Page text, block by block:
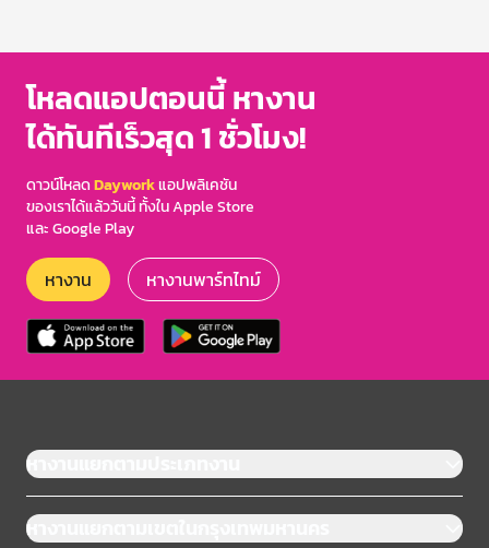
โหลดแอปตอนนี้ หางาน
ได้ทันทีเร็วสุด 1 ชั่วโมง!
ดาวน์โหลดDayworkแอปพลิเคชัน
ของเราได้แล้ววันนี้ ทั้งใน Apple Store
และ Google Play
หางาน หางานพาร์ทไทม์
หางานแยกตามประเภทงาน
หางานแยกตามเขตในกรุงเทพมหานคร